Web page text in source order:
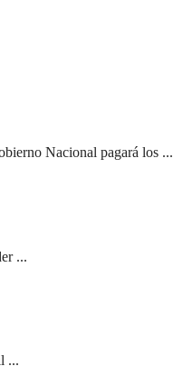
Nacional pagará los ...
...
...